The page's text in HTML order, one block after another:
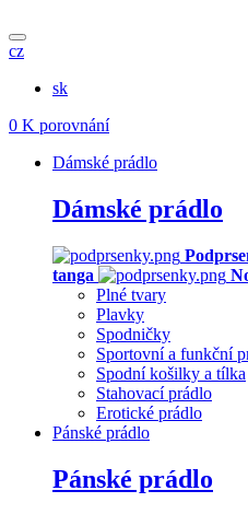
cz
sk
0 K porovnání
Dámské prádlo
Dámské prádlo
tanga
Plné tvary
Plavky
Spodničky
Sportovní a funkční
Spodní košilky a tílka
Stahovací prádlo
Erotické prádlo
Pánské prádlo
Pánské prádlo